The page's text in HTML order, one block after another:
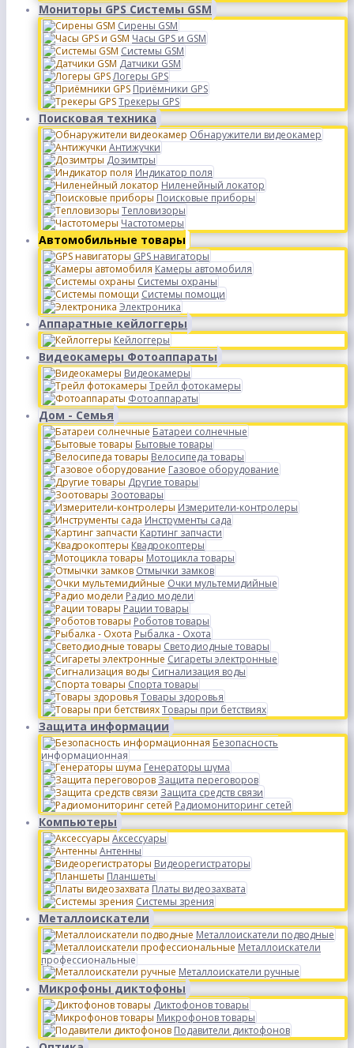
Мониторы GPS Системы GSM
Сирены GSM
Часы GPS и GSM
Системы GSM
Датчики GSM
Логеры GPS
Приёмники GPS
Трекеры GPS
Поисковая техника
Обнаружители видеокамер
Антижучки
Дозимтры
Индикатор поля
Ниленейный локатор
Поисковые приборы
Тепловизоры
Частотомеры
Автомобильные товары
GPS навигаторы
Камеры автомобиля
Системы охраны
Системы помощи
Электроника
Аппаратные кейлоггеры
Кейлоггеры
Видеокамеры Фотоаппараты
Видеокамеры
Трейл фотокамеры
Фотоаппараты
Дом - Семья
Батареи солнечные
Бытовые товары
Велосипеда товары
Газовое оборудование
Другие товары
Зоотовары
Измерители-контролеры
Инструменты сада
Картинг запчасти
Квадрокоптеры
Мотоцикла товары
Отмычки замков
Очки мультемидийные
Радио модели
Рации товары
Роботов товары
Рыбалка - Охота
Светодиодные товары
Сигареты электронные
Сигнализация воды
Спорта товары
Товары здоровья
Товары при бетствиях
Защита информации
Безопасность
информационная
Генераторы шума
Защита переговоров
Защита средств связи
Радиомониторинг сетей
Компьютеры
Аксессуары
Антенны
Видеорегистраторы
Планшеты
Платы видеозахвата
Системы зрения
Металлоискатели
Металлоискатели подводные
Металлоискатели
профессиональные
Металлоискатели ручные
Микрофоны диктофоны
Диктофонов товары
Микрофонов товары
Подавители диктофонов